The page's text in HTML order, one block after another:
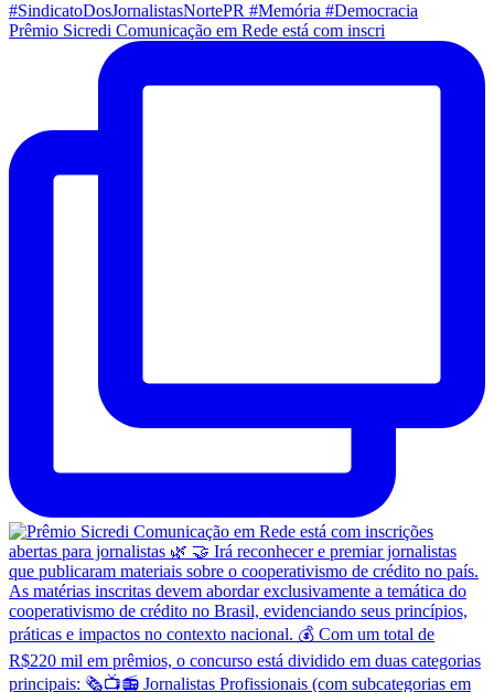
Prêmio Sicredi Comunicação em Rede está com inscri